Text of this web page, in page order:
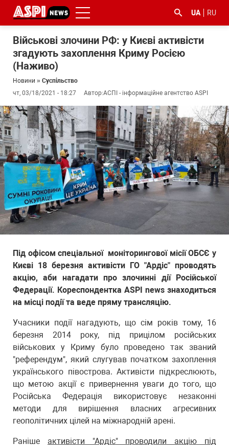
UA RU
Військові злочини РФ: у Києві активісти
згадують захоплення Криму Росією
(Наживо)
Новини » Суспільство
чт, 03/18/2021 - 18:27
Автор:АСПІ - інформаційне агентство ASPI
Під офісом спеціальної моніторингової місії ОБСЄ у
Києві 18 березня активісти ГО "Ардіс" проводять
акцію, аби нагадати про злочинні дії Російської
Федерації. Кореспондентка ASPI news знаходиться
на місці події та веде пряму трансляцію.
Учасники події нагадують, що сім років тому, 16
березня 2014 року, під прицілом російських
військових у Криму було проведено так званий
"референдум", який слугував початком захоплення
українського півострова. Активісти підкреслюють,
що метою акції є привернення уваги до того, що
Російська Федерація використовує незаконні
методи для вирішення власних агресивних
геополітичних цілей на міжнародній арені.
Раніше активісти "Ардіс" проводили акцію під
#ООС
#боротьба
з
корупцією
#ДФС #Київ #коронавірус